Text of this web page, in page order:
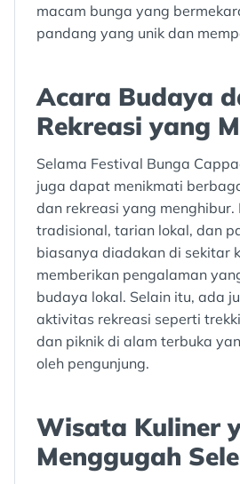
macam bunga yang
pandang yang unik dan
Acara Budaya
Rekreasi yang
Selama Festival Bunga
juga dapat menikmati
dan rekreasi yang menghibur.
tradisional, tarian lokal, dan
biasanya diadakan di sekitar
memberikan pengalaman
budaya lokal. Selain itu, ada
aktivitas rekreasi seperti
dan piknik di alam terbuka
oleh pengunjung.
Wisata Kuliner
Menggugah